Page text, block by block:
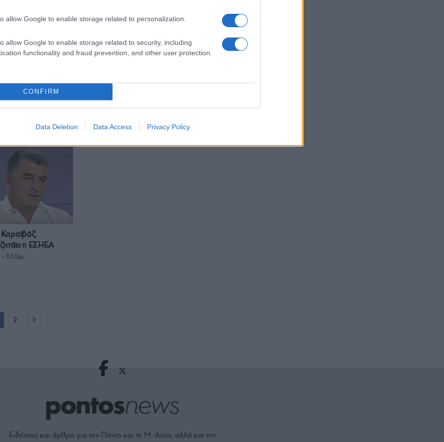
allow Google to enable storage related to personalization.
allow Google to enable storage related to security, including
functionality and fraud prevention, and other user protection.
CONFIRM
Data Deletion Data Access Privacy Policy
για τη δολοφονία
ο Τ.
Human Rights Watch: Η Ελλάδα
πρόσφυγες αλλά «δυσκολεύεται»
12/01/2023 - 9:36μμ
η ΕΣΗΕΑ
3:53μμ
2
Ειδήσεις και άρθρα για τον Πόντο και τη Μ. Ασία, αλλά και την